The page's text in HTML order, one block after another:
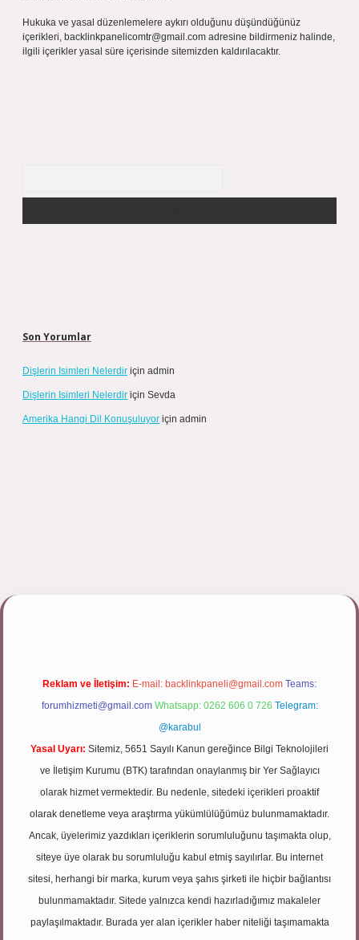
Hukuka ve yasal düzenlemelere aykırı olduğunu düşündüğünüz
içerikleri, backlinkpanelicomtr@gmail.com adresine bildirmeniz halinde,
ilgili içerikler yasal süre içerisinde sitemizden kaldırılacaktır.
Son Yorumlar
Dişlerin Isimleri Nelerdir için admin
Dişlerin Isimleri Nelerdir için Sevda
Amerika Hangi Dil Konuşuluyor için admin
Reklam ve İletişim: E-mail: backlinkpaneli@gmail.com Teams:
forumhizmeti@gmail.com Whatsapp: 0262 606 0 726 Telegram:
@karabul
Yasal Uyarı: Sitemiz, 5651 Sayılı Kanun gereğince Bilgi Teknolojileri
ve İletişim Kurumu (BTK) tarafından onaylanmış bir Yer Sağlayıcı
olarak hizmet vermektedir. Bu nedenle, sitedeki içerikleri proaktif
olarak denetleme veya araştırma yükümlülüğümüz bulunmamaktadır.
Ancak, üyelerimiz yazdıkları içeriklerin sorumluluğunu taşımakta olup,
siteye üye olarak bu sorumluluğu kabul etmiş sayılırlar. Bu internet
sitesi, herhangi bir marka, kurum veya şahıs şirketi ile hiçbir bağlantısı
bulunmamaktadır. Sitede yalnızca kendi hazırladığımız makaleler
paylaşılmaktadır. Burada yer alan içerikler haber niteliği taşımamakta